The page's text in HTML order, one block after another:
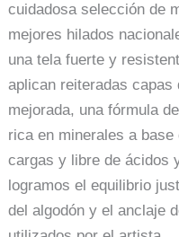
cuidadosa selección de
mejores hilados
una tela fuerte y
aplican reiteradas
mejorada, una fórmula
rica en minerales a
cargas y libre de ácidos
logramos el equilibrio
del algodón y el anclaje